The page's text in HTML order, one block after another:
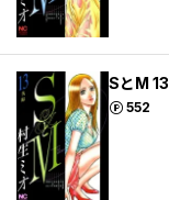
SとM 13
552
ポイント